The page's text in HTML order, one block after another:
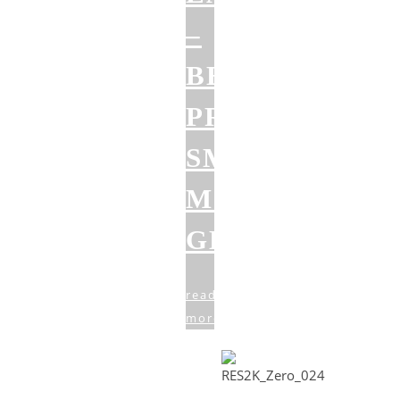
–
BESTE
PREMIUM-
MIT
read
more